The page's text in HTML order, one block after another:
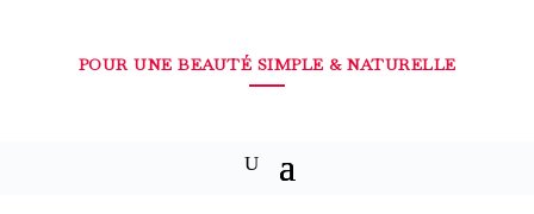
POUR UNE BEAUTÉ SIMPLE & NATURELLE